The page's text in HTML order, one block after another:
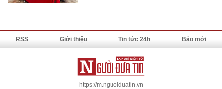
RSS Giới thiệu Tin tức 24h Báo mới
https://m.nguoiduatin.vn